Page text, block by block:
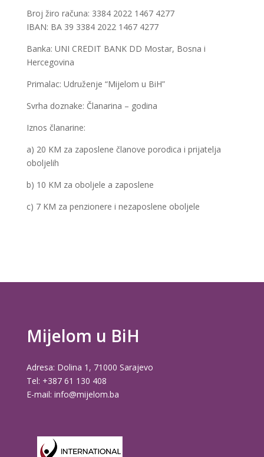
Broj žiro računa: 3384 2022 1467 4277
IBAN: BA 39 3384 2022 1467 4277
Banka: UNI CREDIT BANK DD Mostar, Bosna i
Hercegovina
Primalac: Udruženje “Mijelom u BiH”
Svrha doznake: Članarina – godina
Iznos članarine:
a) 20 KM za zaposlene članove porodica i prijatelja
oboljelih
b) 10 KM za oboljele a zaposlene
c) 7 KM za penzionere i nezaposlene oboljele
Mijelom u BiH
Adresa: Dolina 1, 71000 Sarajevo
Tel: +387 61 130 408
E-mail: info@mijelom.ba